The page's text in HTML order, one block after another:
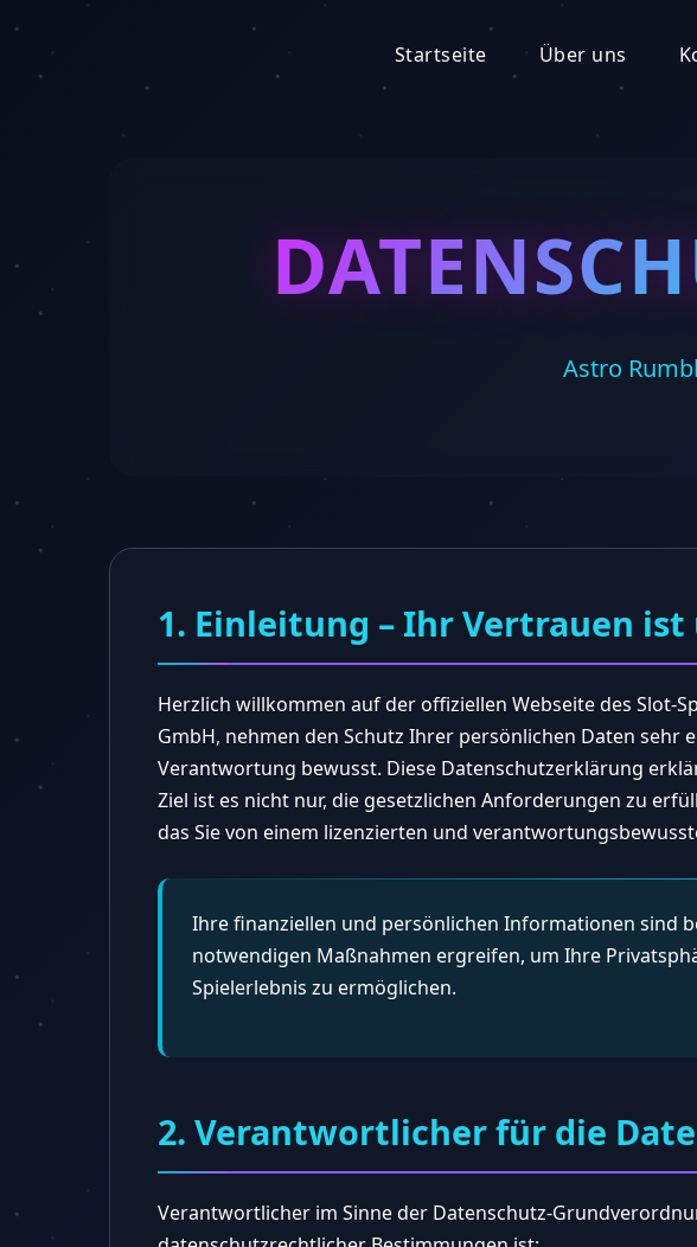
Startseite Über uns
Astro
1. Einleitung – Ihr Vertrauen
Herzlich willkommen auf der offiziellen Webseite des Slot-
GmbH, nehmen den Schutz Ihrer persönlichen Daten
Verantwortung bewusst. Diese Datenschutzerklärung
Ziel ist es nicht nur, die gesetzlichen Anforderungen zu
das Sie von einem lizenzierten und
Ihre finanziellen und persönlichen Informationen sind
notwendigen Maßnahmen ergreifen, um Ihre
Spielerlebnis zu ermöglichen.
2. Verantwortlicher für die
Verantwortlicher im Sinne der Datenschutz-